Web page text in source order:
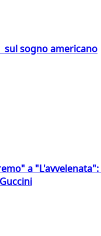
sogno americano
a